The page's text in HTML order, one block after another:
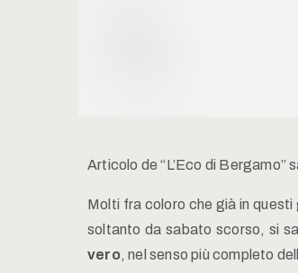
Articolo de “L’Eco di Bergamo”
Molti fra coloro che già in questi
soltanto da sabato scorso, si
vero, nel senso più completo